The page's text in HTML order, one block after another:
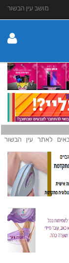
מושב עין הבשור
לאתר עין הבשור